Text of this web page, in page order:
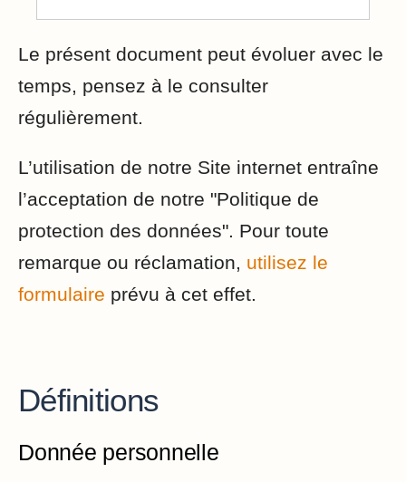
Le présent document peut évoluer avec le
temps, pensez à le consulter
régulièrement.
L’utilisation de notre Site internet entraîne
l’acceptation de notre "Politique de
protection des données". Pour toute
remarque ou réclamation, utilisez le
formulaire prévu à cet effet.
Définitions
Donnée personnelle